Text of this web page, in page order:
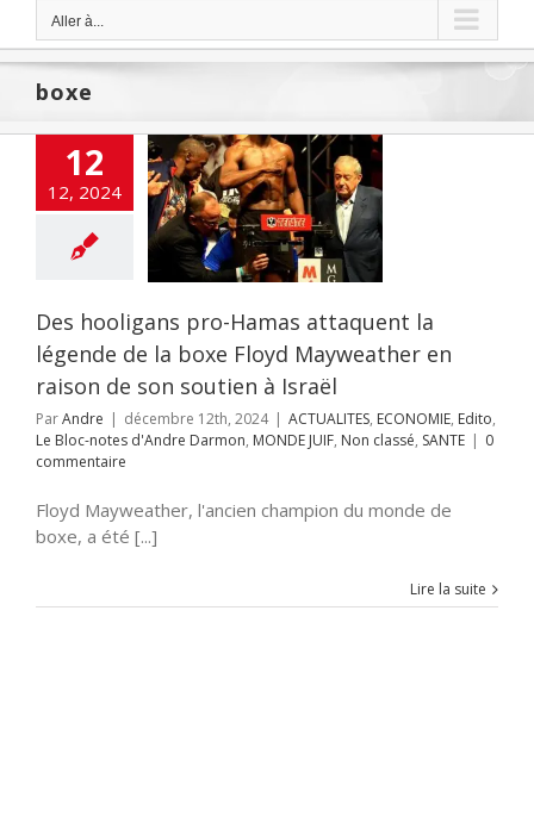
Aller à...
boxe
12
12, 2024
pro-
attaquent la
de la boxe
en
MONDE
classé SANTE
Des hooligans pro-Hamas attaquent la
légende de la boxe Floyd Mayweather en
raison de son soutien à Israël
ParAndre | décembre 12th, 2024 | ACTUALITES, ECONOMIE, Edito,
Le Bloc-notes d'Andre Darmon, MONDE JUIF, Non classé, SANTE | 0
commentaire
Floyd Mayweather, l'ancien champion du monde de
boxe, a été [...]
Lire la suite